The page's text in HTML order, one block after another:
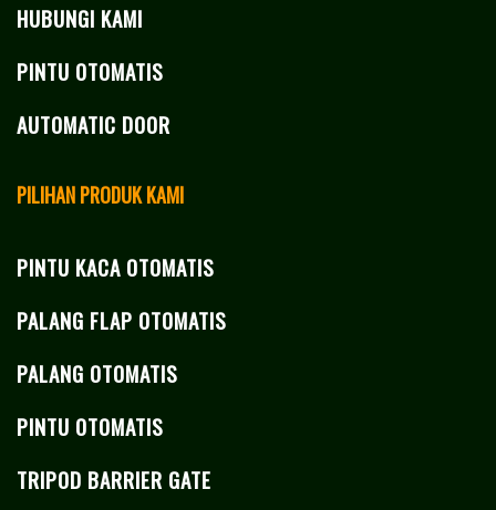
HUBUNGI KAMI
PINTU OTOMATIS
AUTOMATIC DOOR
PILIHAN PRODUK KAMI
PINTU KACA OTOMATIS
PALANG FLAP OTOMATIS
PALANG OTOMATIS
PINTU OTOMATIS
TRIPOD BARRIER GATE